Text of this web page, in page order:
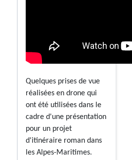
Quelques prises de vue
réalisées en drone qui
ont été utilisées dans le
cadre d'une présentation
pour un projet
d'itinéraire roman dans
les Alpes-Maritimes.